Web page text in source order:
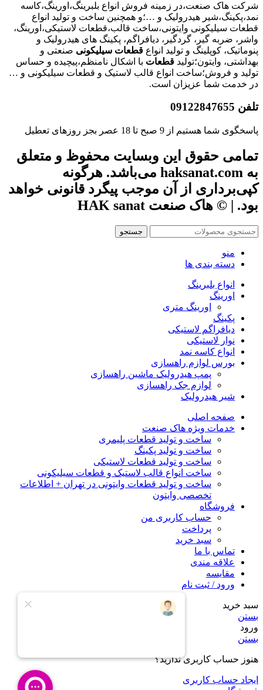
شرکت هاک صنعت،در زمینه فروش انواع بلبرینگ،اورینگ،کاسه
نمد،پکینگ،شیر هیدرولیک و …؛و همچنین ساخت و تولید انواع
قطعات سیلیکونی وایتونی،ساخت قالب،قطعات لاستیکی،اورینگ،
واشر، ضربه گیر، گردگیر، دیافراگم، پکینگ های هیدرولیک و
پنوماتیک، کوپلینگ و تولید انواع قطعات سیلیکونی صنعتی و
بهداشتی، وایتون؛تولید قطعات با اشکال نامنظم،پیچیده و حساس
تولید و فروش؛ساخت انواع قالب لاستیک و قطعات سیلیکونی و …
در خدمت شما عزیزان است.
تلفن 09122847655
پاسخگوی شما هستیم از 9 صبح تا 18 عصر بجز روزهای تعطیل
تمامی حقوق این وبسایت محفوظ و متعلق
به haksanat.com می‌باشد. هرگونه
کپی‌برداری از آن موجب پیگرد قانونی خواهد
بود. | © هاک صنعت HAK sanat
جستجو
منو
دسته بندی ها
انواع بلبرینگ
اورینگ
اورینگ متری
پکینگ
دیافراگم لاستیکی
نوار لاستیکی
انواع کاسه نمد
بورس لوازم راهسازی
پمپ هیدرولیک ماشین راهسازی
لوازم جک راهسازی
شیر هیدرولیک
صفحه اصلی
خدمات ویژه هاک صنعت
ساخت و تولید قطعات پلیمری
ساخت و تولید پکینگ
ساخت و تولید قطعات لاستیکی
ساخت انواع قالب لاستیک و قطعات سیلیکونی
ساخت و تولید قطعات وایتونی در تهران + اطلاعات
تخصصی وایتون
فروشگاه
حساب کاربری من
پرداخت
سبد خرید
تماس با ما
علاقه مندی
مقایسه
ورود / ثبت نام
سبد خرید
بستن
ورود
بستن
هنوز حساب کاربری ندارید؟
ایجاد حساب کاربری